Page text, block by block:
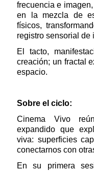
frecuencia e
en la mezcla de
físicos,
registro sensorial de
El tacto,
creación; un fractal
espacio.
Sobre el ciclo:
Cinema Vivo
expandido que
viva: superficies
conectarnos con
En su primera